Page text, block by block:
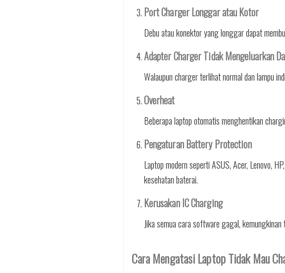
Port Charger Longgar atau Kotor
Debu atau konektor yang longgar dapat
Adapter Charger Tidak Mengeluarkan
Walaupun charger terlihat normal dan lampu
Overheat
Beberapa laptop otomatis menghentikan
Pengaturan Battery Protection
Laptop modern seperti ASUS, Acer, Lenovo,
kesehatan baterai.
Kerusakan IC Charging
Jika semua cara software gagal,
Cara Mengatasi Laptop Tidak Mau